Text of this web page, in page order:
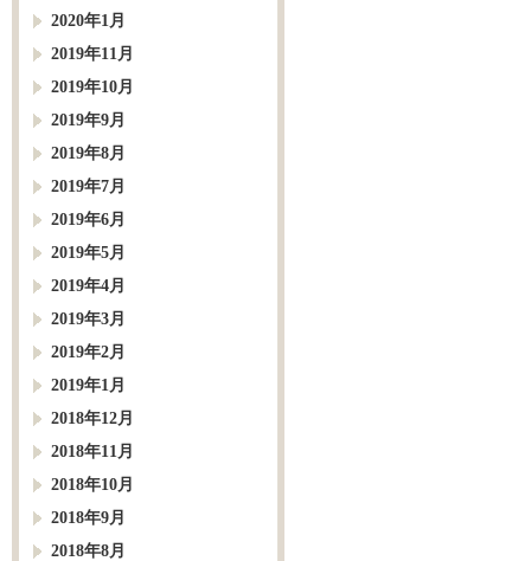
2020年1月
2019年11月
2019年10月
2019年9月
2019年8月
2019年7月
2019年6月
2019年5月
2019年4月
2019年3月
2019年2月
2019年1月
2018年12月
2018年11月
2018年10月
2018年9月
2018年8月